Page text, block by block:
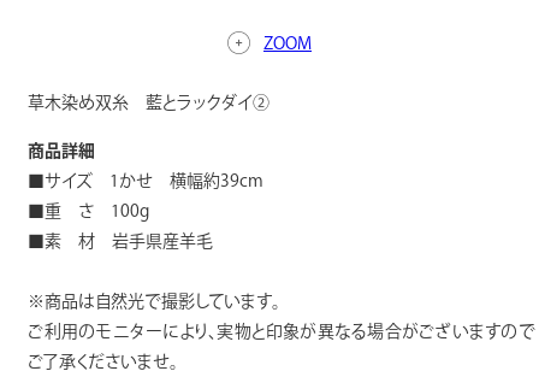
ZOOM
草木染め双糸 藍とラックダイ②
商品詳細
■サイズ 1かせ 横幅約39cm
■重 さ 100g
■素 材 岩手県産羊毛
※商品は自然光で撮影しています。
ご利用のモニターにより、実物と印象が異なる場合がございますので
ご了承くださいませ。